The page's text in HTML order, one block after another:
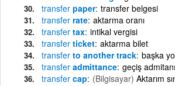
transfer paper transfer belgesi
transfer rate aktarma oranı
transfer tax intikal vergisi
transfer ticket aktarma bilet
transfer to another track başka
transfer admittance geçiş
transfer cap (Bilgisayar) Aktarım